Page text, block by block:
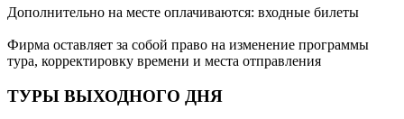
Дополнительно на месте оплачиваются: входные билеты
Фирма оставляет за собой право на изменение программы
тура, корректировку времени и места отправления
ТУРЫ ВЫХОДНОГО ДНЯ